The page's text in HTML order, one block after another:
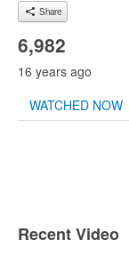
Share
6,982
16 years ago
WATCHED NOW
Recent Video